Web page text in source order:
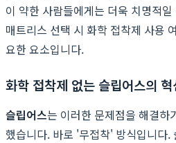
이 약한 사람들에게는 더욱 치명적
매트리스 선택 시 화학 접착제 사용
요한 요소입니다.
화학 접착제 없는 슬립어스의 혁
슬립어스는 이러한 문제점을 해결하
했습니다. 바로 '무접착' 방식입니다.